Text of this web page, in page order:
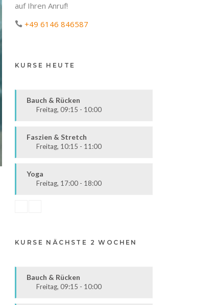
auf Ihren Anruf!
+49 6146 846587
KURSE HEUTE
Bauch & Rücken
Freitag, 09:15 - 10:00
Alle
Faszien & Stretch
Freitag, 10:15 - 11:00
Alle
Yoga
Freitag, 17:00 - 18:00
KURSE NÄCHSTE 2 WOCHEN
Bauch & Rücken
Freitag, 09:15 - 10:00